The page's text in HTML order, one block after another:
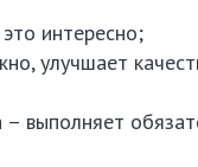
интересно;
улучшает
– выполняет